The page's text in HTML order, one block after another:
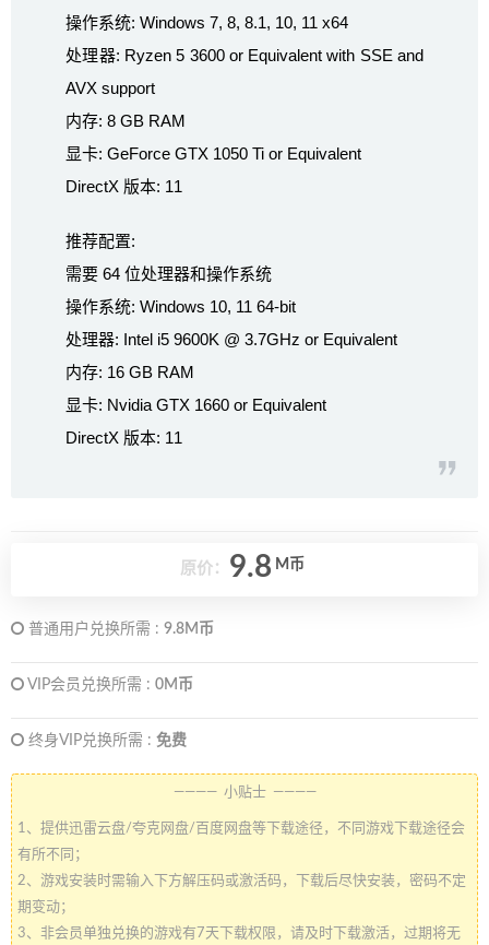
操作系统: Windows 7, 8, 8.1, 10, 11 x64
处理器: Ryzen 5 3600 or Equivalent with SSE and
AVX support
内存: 8 GB RAM
显卡: GeForce GTX 1050 Ti or Equivalent
DirectX 版本: 11
推荐配置:
需要 64 位处理器和操作系统
操作系统: Windows 10, 11 64-bit
处理器: Intel i5 9600K @ 3.7GHz or Equivalent
内存: 16 GB RAM
显卡: Nvidia GTX 1660 or Equivalent
DirectX 版本: 11
原价： 9.8 M币
普通用户兑换所需 : 9.8M币
VIP会员兑换所需 : 0M币
终身VIP兑换所需 : 免费
———— 小贴士 ————
1、提供迅雷云盘/夸克网盘/百度网盘等下载途径，不同游戏下载途径会
有所不同；
2、游戏安装时需输入下方解压码或激活码，下载后尽快安装，密码不定
期变动；
3、非会员单独兑换的游戏有7天下载权限，请及时下载激活，过期将无